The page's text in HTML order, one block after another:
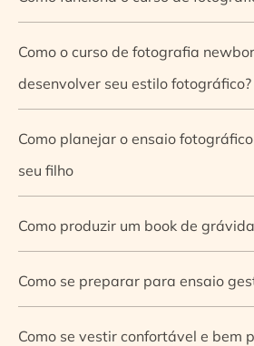
Como o curso de fotografia
desenvolver seu estilo fotográfico?
Como planejar o ensaio
seu filho
Como produzir um book de
Como se preparar para ensaio
Como se vestir confortável e bem